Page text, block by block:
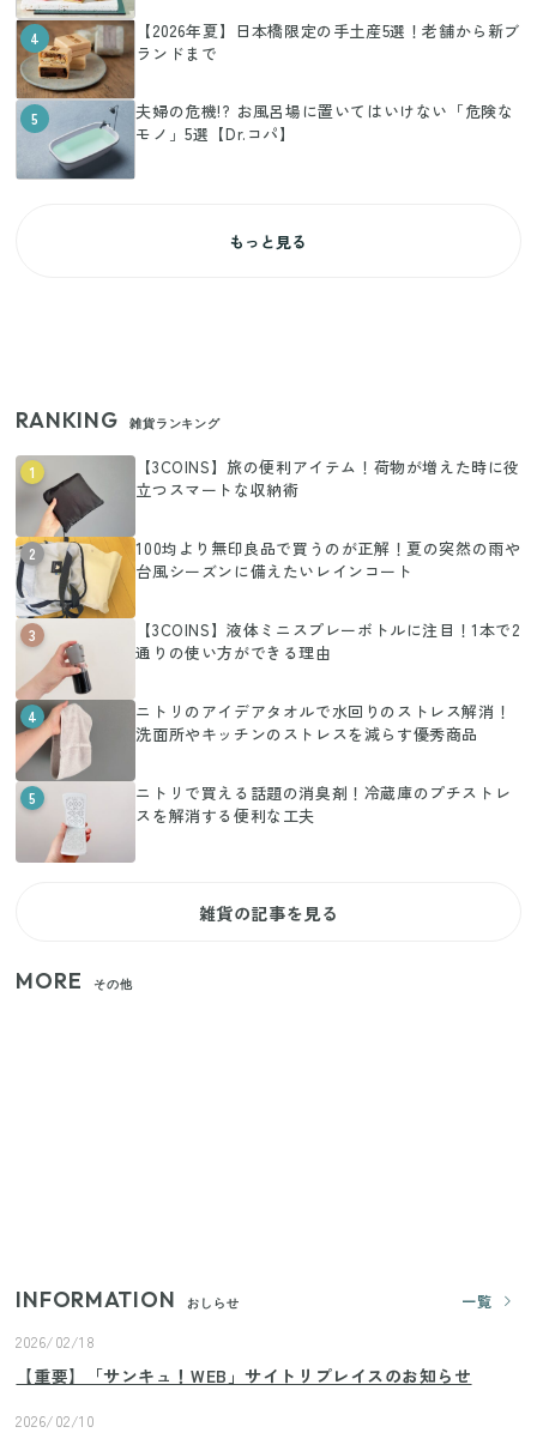
4
【2026年夏】日本橋限定の手土産5選！老舗から新ブ
ランドまで
5
夫婦の危機!? お風呂場に置いてはいけない「危険な
モノ」5選【Dr.コパ】
もっと見る
RANKING 雑貨ランキング
1
【3COINS】旅の便利アイテム！荷物が増えた時に役
立つスマートな収納術
2
100均より無印良品で買うのが正解！夏の突然の雨や
台風シーズンに備えたいレインコート
3
【3COINS】液体ミニスプレーボトルに注目！1本で2
通りの使い方ができる理由
4
ニトリのアイデアタオルで水回りのストレス解消！
洗面所やキッチンのストレスを減らす優秀商品
5
ニトリで買える話題の消臭剤！冷蔵庫のプチストレ
スを解消する便利な工夫
雑貨の記事を見る
MORE その他
INFORMATION おしらせ
一覧
2026/02/18
【重要】「サンキュ！WEB」サイトリプレイスのお知らせ
2026/02/10